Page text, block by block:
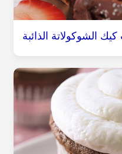
الشوكولاتة الذائبة